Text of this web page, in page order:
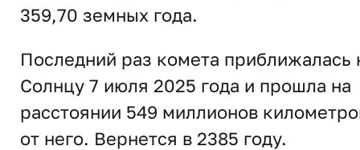
359,70 земных года.
Последний раз комета приближалась
Солнцу 7 июля 2025 года и прошла на
расстоянии 549 миллионов
от него. Вернется в 2385 году.